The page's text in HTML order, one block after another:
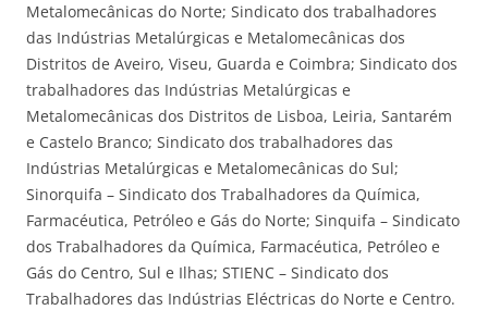
Metalomecânicas do Norte; Sindicato dos trabalhadores
das Indústrias Metalúrgicas e Metalomecânicas dos
Distritos de Aveiro, Viseu, Guarda e Coimbra; Sindicato dos
trabalhadores das Indústrias Metalúrgicas e
Metalomecânicas dos Distritos de Lisboa, Leiria, Santarém
e Castelo Branco; Sindicato dos trabalhadores das
Indústrias Metalúrgicas e Metalomecânicas do Sul;
Sinorquifa – Sindicato dos Trabalhadores da Química,
Farmacéutica, Petróleo e Gás do Norte; Sinquifa – Sindicato
dos Trabalhadores da Química, Farmacéutica, Petróleo e
Gás do Centro, Sul e Ilhas; STIENC – Sindicato dos
Trabalhadores das Indústrias Eléctricas do Norte e Centro.